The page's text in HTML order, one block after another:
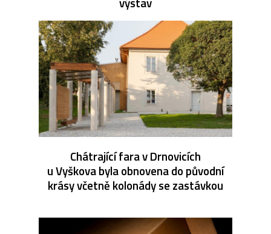
Chátrající fara v Drnovicích
u Vyškova byla obnovena do původní
krásy včetně kolonády se zastávkou